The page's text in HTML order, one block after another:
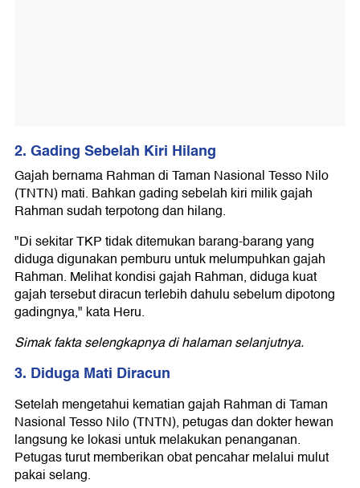
2. Gading Sebelah Kiri Hilang
Gajah bernama Rahman di Taman Nasional Tesso Nilo
(TNTN) mati. Bahkan gading sebelah kiri milik gajah
Rahman sudah terpotong dan hilang.
"Di sekitar TKP tidak ditemukan barang-barang yang
diduga digunakan pemburu untuk melumpuhkan gajah
Rahman. Melihat kondisi gajah Rahman, diduga kuat
gajah tersebut diracun terlebih dahulu sebelum dipotong
gadingnya," kata Heru.
Simak fakta selengkapnya di halaman selanjutnya.
3. Diduga Mati Diracun
Setelah mengetahui kematian gajah Rahman di Taman
Nasional Tesso Nilo (TNTN), petugas dan dokter hewan
langsung ke lokasi untuk melakukan penanganan.
Petugas turut memberikan obat pencahar melalui mulut
pakai selang.